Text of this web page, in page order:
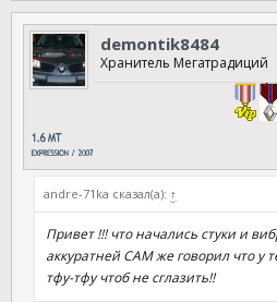
demontik8484
Хранитель Мегатрадиций
andre-71ka сказал(а): ↑
Привет !!! что начались стуки и
аккуратней САМ же говорил что у
тфу-тфу чтоб не сглазить!!